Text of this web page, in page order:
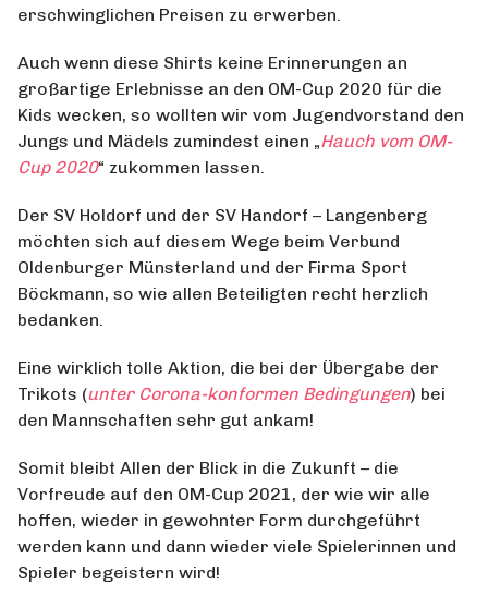
erschwinglichen Preisen zu erwerben.
Auch wenn diese Shirts keine Erinnerungen an
großartige Erlebnisse an den OM-Cup 2020 für die
Kids wecken, so wollten wir vom Jugendvorstand den
Jungs und Mädels zumindest einen „Hauch vom OM-
Cup 2020“ zukommen lassen.
Der SV Holdorf und der SV Handorf – Langenberg
möchten sich auf diesem Wege beim Verbund
Oldenburger Münsterland und der Firma Sport
Böckmann, so wie allen Beteiligten recht herzlich
bedanken.
Eine wirklich tolle Aktion, die bei der Übergabe der
Trikots (unter Corona-konformen Bedingungen) bei
den Mannschaften sehr gut ankam!
Somit bleibt Allen der Blick in die Zukunft – die
Vorfreude auf den OM-Cup 2021, der wie wir alle
hoffen, wieder in gewohnter Form durchgeführt
werden kann und dann wieder viele Spielerinnen und
Spieler begeistern wird!